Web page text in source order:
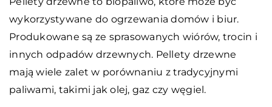
wykorzystywane do ogrzewania domów i biur.
Produkowane są ze sprasowanych wiórów, trocin i
innych odpadów drzewnych. Pellety drzewne
mają wiele zalet w porównaniu z tradycyjnymi
paliwami, takimi jak olej, gaz czy węgiel.